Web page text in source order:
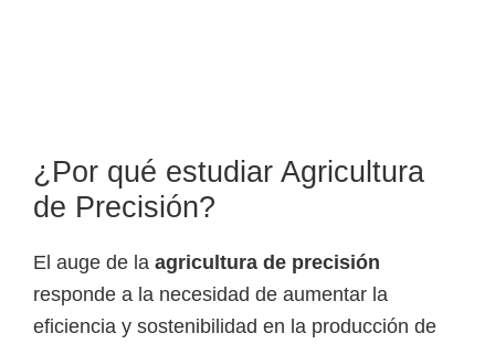
c
o
s
d
e
¿Por qué estudiar Agricultura
de Precisión?
El auge de la agricultura de precisión
responde a la necesidad de aumentar la
eficiencia y sostenibilidad en la producción de